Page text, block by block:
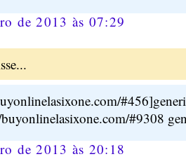
de 2013 às 07:29
#9308
de 2013 às 20:18